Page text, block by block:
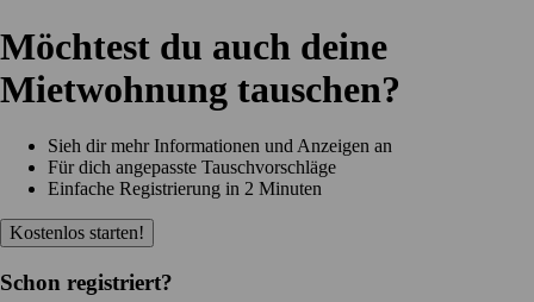
Möchtest du auch deine
Mietwohnung tauschen?
Sieh dir mehr Informationen und Anzeigen an
Für dich angepasste Tauschvorschläge
Einfache Registrierung in 2 Minuten
Kostenlos starten!
Schon registriert?